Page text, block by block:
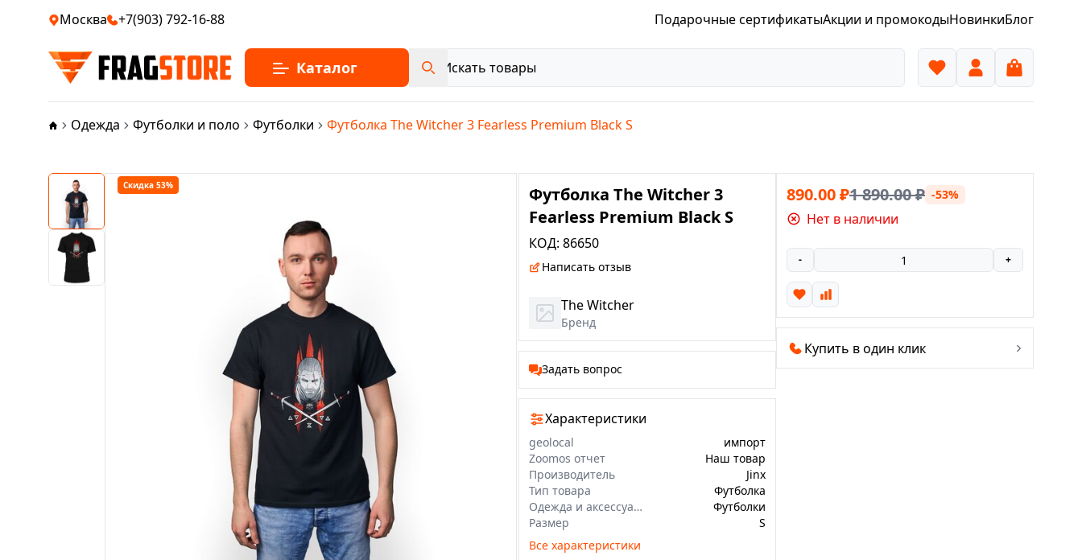
Москва +7(903) 792-16-88 Подарочные сертификатыАкции и промокодыНовинкиБлог
Каталог
Одежда Футболки и поло Футболки Футболка The Witcher 3 Fearless Premium Black S
Скидка 53%
Футболка The Witcher 3
Fearless Premium Black S
КОД: 86650
Написать отзыв
The Witcher
Бренд
Задать вопрос
Характеристики
geolocal
импорт
Zoomos отчет
Наш товар
Производитель
Jinx
Тип товара
Футболка
Одежда и аксессуары
Футболки
Размер
S
Все характеристики
890.00₽1 890.00₽ -53%
Нет в наличии
- +
Купить в один клик